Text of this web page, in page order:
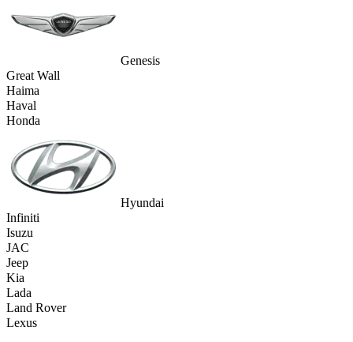
Genesis
Great Wall
Haima
Haval
Honda
Hyundai
Infiniti
Isuzu
JAC
Jeep
Kia
Lada
Land Rover
Lexus